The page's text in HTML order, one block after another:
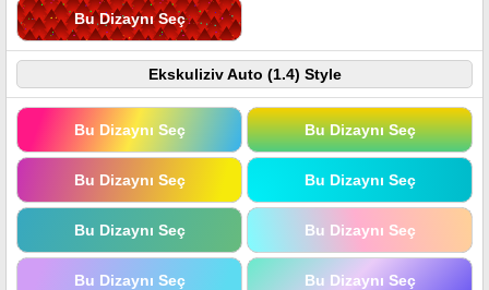
Bu Dizaynı Seç
Ekskuliziv Auto (1.4) Style
Bu Dizaynı Seç Bu Dizaynı Seç
Bu Dizaynı Seç Bu Dizaynı Seç
Bu Dizaynı Seç Bu Dizaynı Seç
Bu Dizaynı Seç Bu Dizaynı Seç